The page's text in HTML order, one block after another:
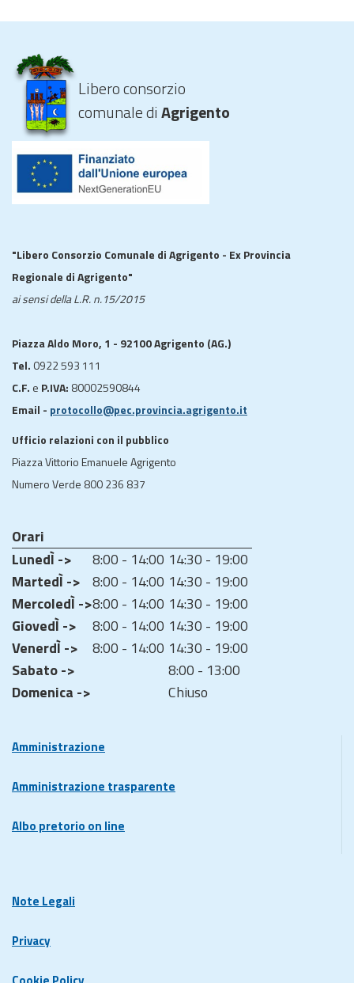
Libero consorzio
comunale diAgrigento
"Libero Consorzio Comunale di Agrigento - Ex Provincia
Regionale di Agrigento"
ai sensi della L.R. n.15/2015
Piazza Aldo Moro, 1 - 92100 Agrigento (AG.)
Tel. 0922 593 111
C.F. e P.IVA: 80002590844
Email - protocollo@pec.provincia.agrigento.it
Ufficio relazioni con il pubblico
Piazza Vittorio Emanuele Agrigento
Numero Verde 800 236 837
Orari
LunedÌ ->
8:00 - 14:00 14:30 - 19:00
MartedÌ -> 8:00 - 14:00 14:30 - 19:00
MercoledÌ ->8:00 - 14:00 14:30 - 19:00
GiovedÌ ->
8:00 - 14:00 14:30 - 19:00
VenerdÌ ->
8:00 - 14:00 14:30 - 19:00
Sabato ->
8:00 - 13:00
Domenica ->
Chiuso
Amministrazione
Amministrazione trasparente
Albo pretorio on line
Note Legali
Privacy